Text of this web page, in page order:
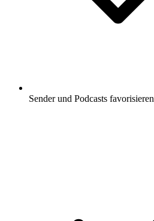
Sender und Podcasts favorisieren